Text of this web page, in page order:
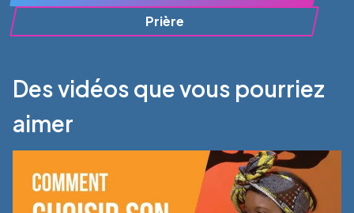
Prière
Des vidéos que vous pourriez
aimer